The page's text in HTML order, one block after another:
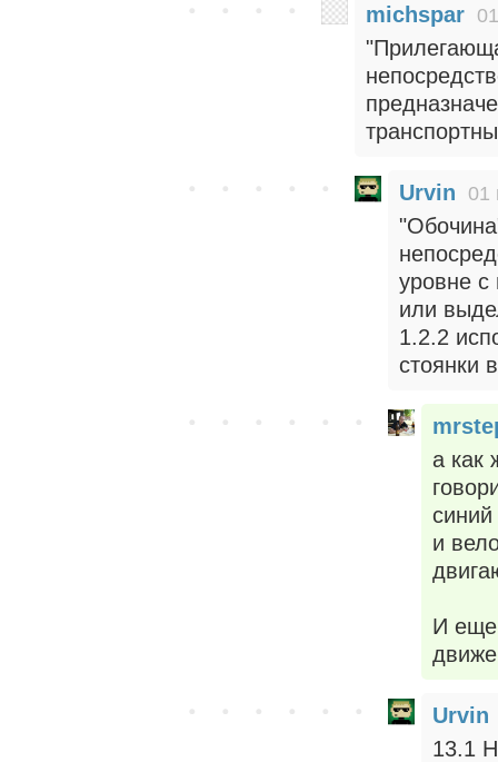
michspar
Urvin 01
уровне
или
1.2.2
стоянки
а как
и
И
Urvin
13.1